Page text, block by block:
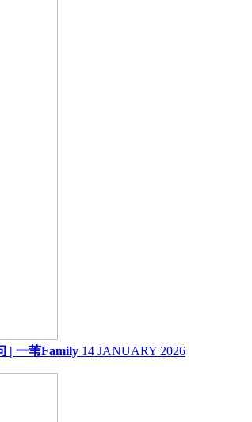
| 一苇Family 14 JANUARY 2026